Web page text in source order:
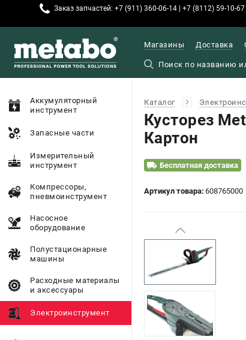
Заказ запчастей: +7 (911) 360-06-14 | +7 (8112) 59-10-67
Магазины Доставка
Аккумуляторный
инструмент
Запасные части
Измерительный
инструмент
Компрессоры,
пневмоинструмент
Насосное
оборудование
Полустационарные
машины
Расходные материалы
и аксессуары
Электроинструмент
Каталог
Кусторез
Картон
Бесплатная доставка
Артикул товара: 608765000